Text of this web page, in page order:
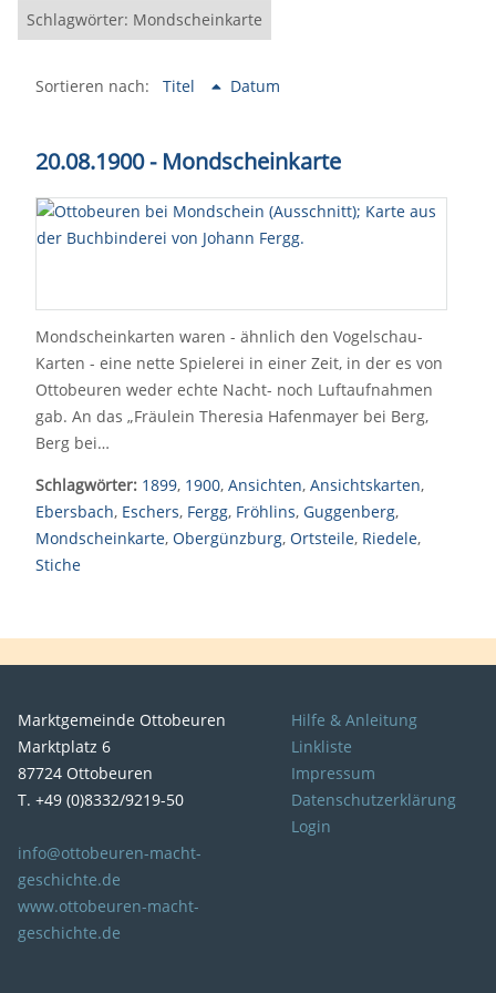
Schlagwörter: Mondscheinkarte
Sortieren nach: Titel Datum
20.08.1900 - Mondscheinkarte
Mondscheinkarten waren - ähnlich den Vogelschau-
Karten - eine nette Spielerei in einer Zeit, in der es von
Ottobeuren weder echte Nacht- noch Luftaufnahmen
gab. An das „Fräulein Theresia Hafenmayer bei Berg,
Berg bei…
Schlagwörter: 1899, 1900, Ansichten, Ansichtskarten,
Ebersbach, Eschers, Fergg, Fröhlins, Guggenberg,
Mondscheinkarte, Obergünzburg, Ortsteile, Riedele,
Stiche
Marktgemeinde Ottobeuren
Marktplatz 6
87724 Ottobeuren
T. +49 (0)8332/9219-50
info@ottobeuren-macht-
geschichte.de
www.ottobeuren-macht-
geschichte.de
Hilfe & Anleitung
Linkliste
Impressum
Datenschutzerklärung
Login